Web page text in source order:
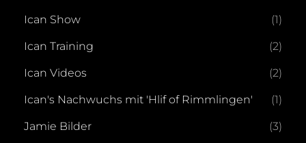
Ican Show (1)
Ican Training (2)
Ican Videos (2)
Ican's Nachwuchs mit 'Hlif of Rimmlingen' (1)
Jamie Bilder (3)